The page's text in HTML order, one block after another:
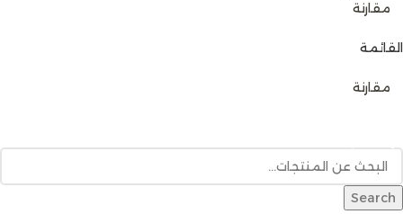
مقارنة
القائمة
مقارنة
Search